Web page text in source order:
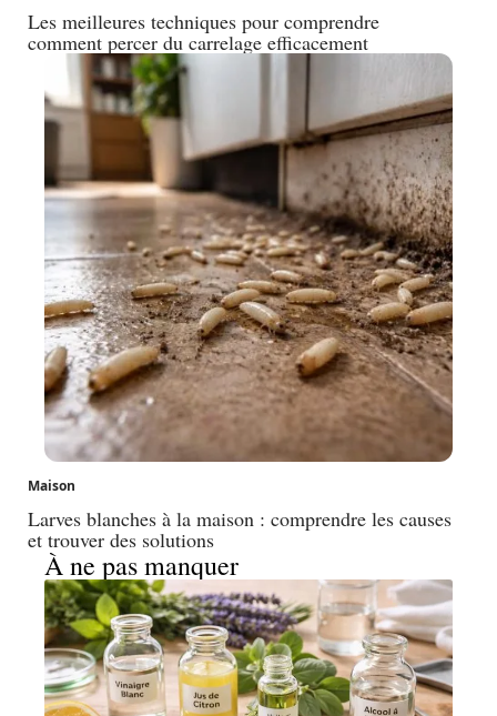
Les meilleures techniques pour comprendre
comment percer du carrelage efficacement
Maison
Larves blanches à la maison : comprendre les causes
et trouver des solutions
À ne pas manquer